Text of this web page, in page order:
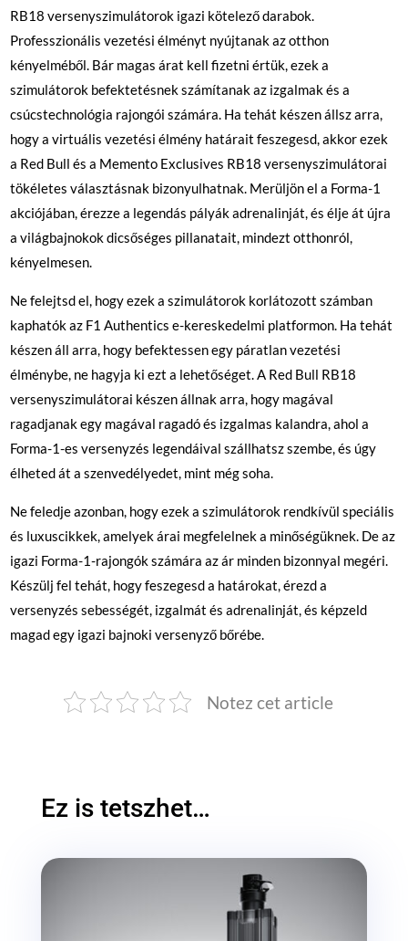
RB18 versenyszimulátorok igazi kötelező darabok.
Professzionális vezetési élményt nyújtanak az otthon
kényelméből. Bár magas árat kell fizetni értük, ezek a
szimulátorok befektetésnek számítanak az izgalmak és a
csúcstechnológia rajongói számára. Ha tehát készen állsz arra,
hogy a virtuális vezetési élmény határait feszegesd, akkor ezek
a Red Bull és a Memento Exclusives RB18 versenyszimulátorai
tökéletes választásnak bizonyulhatnak. Merüljön el a Forma-1
akciójában, érezze a legendás pályák adrenalinját, és élje át újra
a világbajnokok dicsőséges pillanatait, mindezt otthonról,
kényelmesen.
Ne felejtsd el, hogy ezek a szimulátorok korlátozott számban
kaphatók az F1 Authentics e-kereskedelmi platformon. Ha tehát
készen áll arra, hogy befektessen egy páratlan vezetési
élménybe, ne hagyja ki ezt a lehetőséget. A Red Bull RB18
versenyszimulátorai készen állnak arra, hogy magával
ragadjanak egy magával ragadó és izgalmas kalandra, ahol a
Forma-1-es versenyzés legendáival szállhatsz szembe, és úgy
élheted át a szenvedélyedet, mint még soha.
Ne feledje azonban, hogy ezek a szimulátorok rendkívül speciális
és luxuscikkek, amelyek árai megfelelnek a minőségüknek. De az
igazi Forma-1-rajongók számára az ár minden bizonnyal megéri.
Készülj fel tehát, hogy feszegesd a határokat, érezd a
versenyzés sebességét, izgalmát és adrenalinját, és képzeld
magad egy igazi bajnoki versenyző bőrébe.
Notez cet article
Ez is tetszhet…